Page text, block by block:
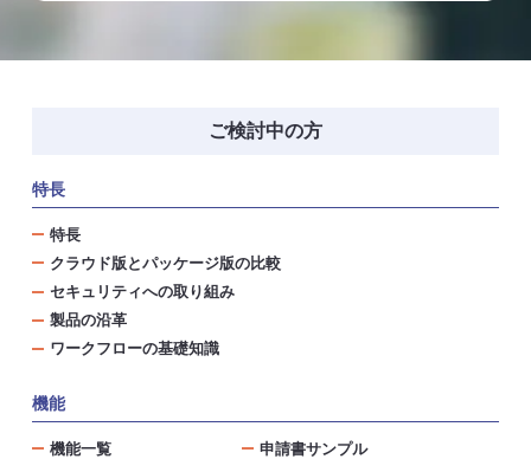
ご検討中の方
特長
特長
クラウド版とパッケージ版の比較
セキュリティへの取り組み
製品の沿革
ワークフローの基礎知識
機能
機能一覧
申請書サンプル